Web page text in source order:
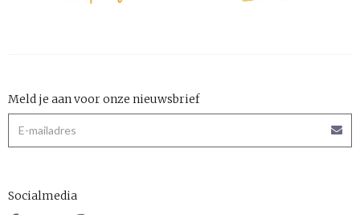
Meld je aan voor onze nieuwsbrief
Socialmedia